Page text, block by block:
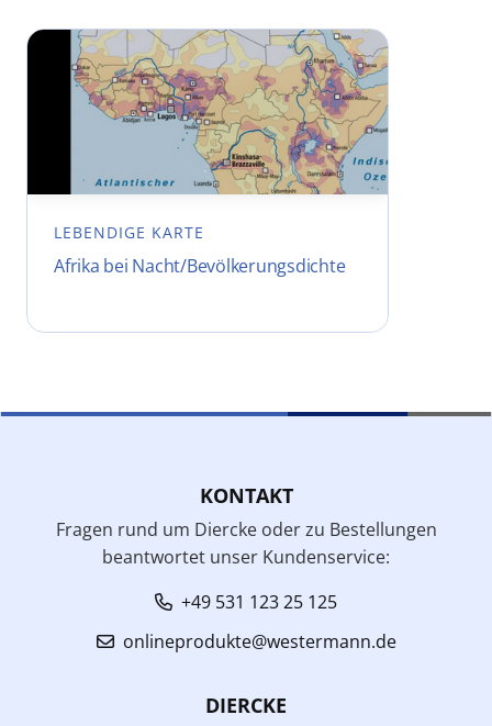
LEBENDIGE KARTE
Afrika bei Nacht/Bevölkerungsdichte
KONTAKT
Fragen rund um Diercke oder zu Bestellungen
beantwortet unser Kundenservice:
+49 531 123 25 125
onlineprodukte@westermann.de
DIERCKE